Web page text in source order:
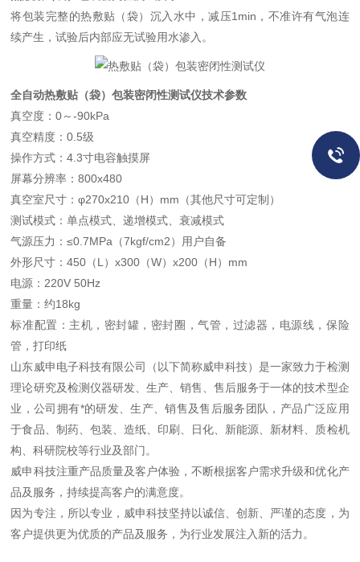
将包装完整的热敷贴（袋）沉入水中，减压1min，不准许有气泡连
续产生，试验后内部应无试验用水渗入。
全自动热敷贴（袋）包装密闭性测试仪技术参数
真空度：0～-90kPa
真空精度：0.5级
操作方式：4.3寸电容触摸屏
屏幕分辨率：800x480
真空室尺寸：φ270x210（H）mm（其他尺寸可定制）
测试模式：单点模式、递增模式、衰减模式
气源压力：≤0.7MPa（7kgf/cm2）用户自备
外形尺寸：450（L）x300（W）x200（H）mm
电源：220V 50Hz
重量：约18kg
标准配置：主机，密封罐，密封圈，气管，过滤器，电源线，保险
管，打印纸
山东威申电子科技有限公司（以下简称威申科技）是一家致力于检测
理论研究及检测仪器研发、生产、销售、售后服务于一体的技术型企
业，公司拥有*的研发、生产、销售及售后服务团队，产品广泛应用
于食品、制药、包装、造纸、印刷、日化、新能源、新材料、质检机
构、科研院校等行业及部门。
威申科技注重产品质量及客户体验，不断根据客户需求升级和优化产
品及服务，持续提高客户的满意度。
因为专注，所以专业，威申科技坚持以诚信、创新、严谨的态度，为
客户提供更为优质的产品及服务，为行业发展注入新的活力。